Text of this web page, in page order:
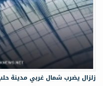
زلزال يضرب شمال غربي ‏مدينة